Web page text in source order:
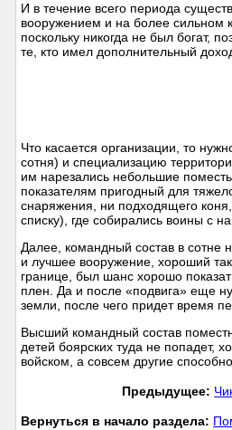
И в течение всего периода
вооружением и на более сильном
поскольку никогда не был богат,
те, кто имел дополнительный
Что касается организации, то
сотня) и специализацию
им нарезались небольшие
показателям пригодный для
снаряжения, ни подходящего
списку), где собирались воины с
Далее, командный состав в сотне
и лучшее вооружение, хороший
границе, был шанс хорошо
плен. Да и после «подвига» еще
земли, после чего придет время
Высший командный состав
детей боярских туда не попадет,
войском, а совсем другие
Предыдущее:
Вернуться в начало раздела: